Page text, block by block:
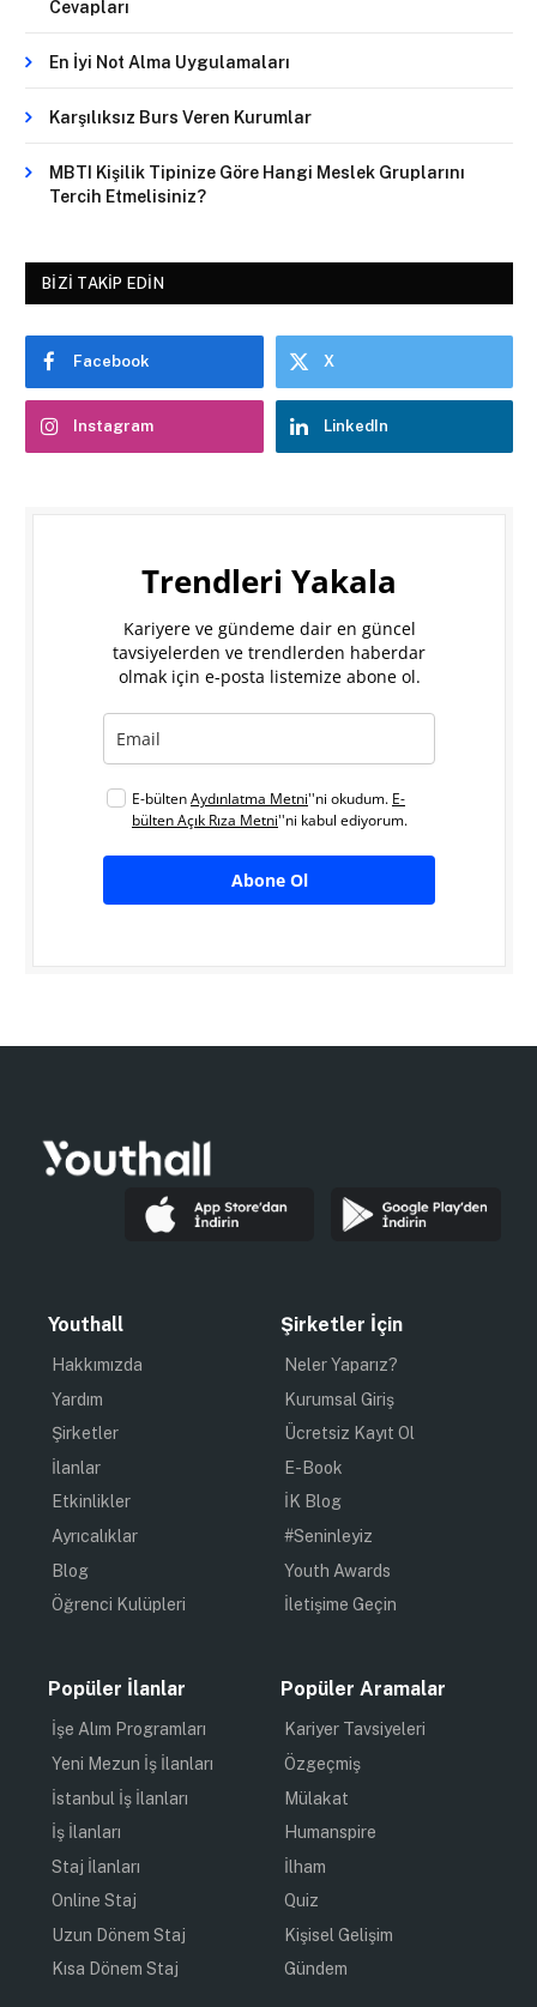
Cevapları
En İyi Not Alma Uygulamaları
Karşılıksız Burs Veren Kurumlar
MBTI Kişilik Tipinize Göre Hangi Meslek Gruplarını
Tercih Etmelisiniz?
BIZI TAKIP EDIN
Facebook X
Instagram LinkedIn
Trendleri Yakala
Kariyere ve gündeme dair en güncel
tavsiyelerden ve trendlerden haberdar
olmak için e-posta listemize abone ol.
E-bültenAydınlatma Metni''ni okudum. E-
bülten Açık Rıza Metni''ni kabul ediyorum.
Abone Ol
Youthall
Hakkımızda
Yardım
Şirketler
İlanlar
Etkinlikler
Ayrıcalıklar
Blog
Öğrenci Kulüpleri
Şirketler İçin
Neler Yaparız?
Kurumsal Giriş
Ücretsiz Kayıt Ol
E-Book
İK Blog
#Seninleyiz
Youth Awards
İletişime Geçin
Popüler İlanlar
İşe Alım Programları
Yeni Mezun İş İlanları
İstanbul İş İlanları
İş İlanları
Staj İlanları
Online Staj
Uzun Dönem Staj
Kısa Dönem Staj
Popüler Aramalar
Kariyer Tavsiyeleri
Özgeçmiş
Mülakat
Humanspire
İlham
Quiz
Kişisel Gelişim
Gündem